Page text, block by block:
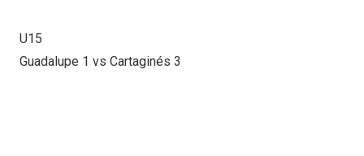
U15
Guadalupe 1 vs Cartaginés 3